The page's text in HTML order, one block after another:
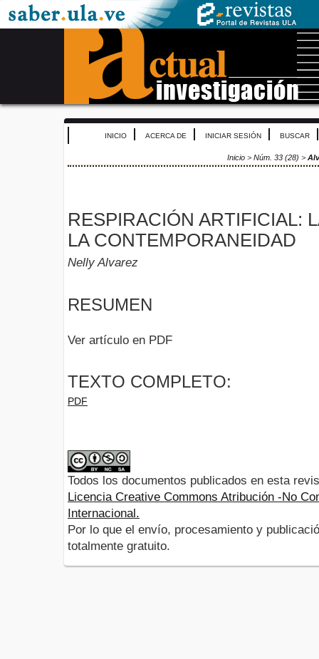
INICIO ACERCA DE INICIAR SESIÓN BUSCAR
Inicio > Núm. 33 (28) >
RESPIRACIÓN ARTIFICIAL:
LA CONTEMPORANEIDAD
Nelly Alvarez
RESUMEN
Ver artículo en PDF
TEXTO COMPLETO:
PDF
Todos los documentos publicados en esta
Licencia Creative Commons Atribución -No
Internacional.
Por lo que el envío, procesamiento y
totalmente gratuito.